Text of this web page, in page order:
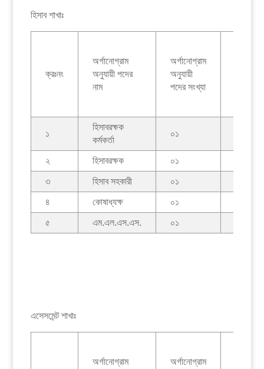
হিসাব শাখাঃ
ক্রঃনং
অর্গানোগ্রাম
অনুযায়ী পদের
নাম
অর্গানোগ্রাম
অনুযায়ী
পদের সংখ্যা
১
হিসাবরক্ষক
কর্মকর্তা
০১
২ হিসাবরক্ষক ০১
৩ হিসাব সহকারী ০১
৪ কোষাধ্যক্ষ ০১
৫ এম.এল.এস.এস. ০১
এসেসমেন্ট শাখাঃ
অর্গানোগ্রাম
অর্গানোগ্রাম